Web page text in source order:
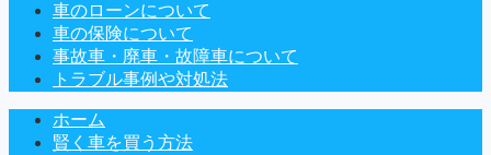
車のローンについて
車の保険について
事故車・廃車・故障車について
トラブル事例や対処法
ホーム
賢く車を買う方法